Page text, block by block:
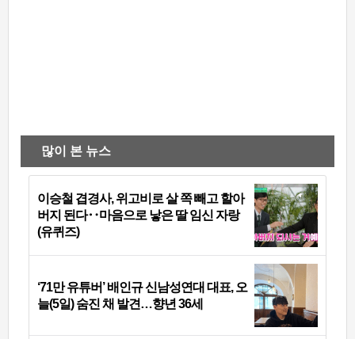
많이 본 뉴스
이승철 겹경사, 위고비로 살 쪽 빼고 할아
버지 된다‥마음으로 낳은 딸 임신 자랑
(유퀴즈)
‘71만 유튜버’ 배인규 신남성연대 대표, 오
늘(5일) 숨진 채 발견…향년 36세